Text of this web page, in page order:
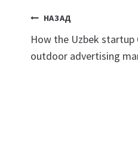
Навигация
по
НАЗАД
How the Uzbek startup
outdoor advertising